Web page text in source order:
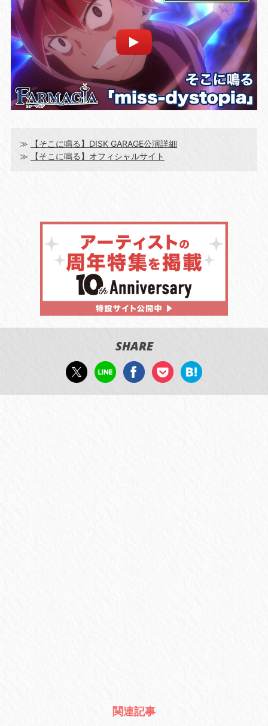
≫
【そこに鳴る】DISK GARAGE公演詳細
≫
【そこに鳴る】オフィシャルサイト
SHARE
関連記事